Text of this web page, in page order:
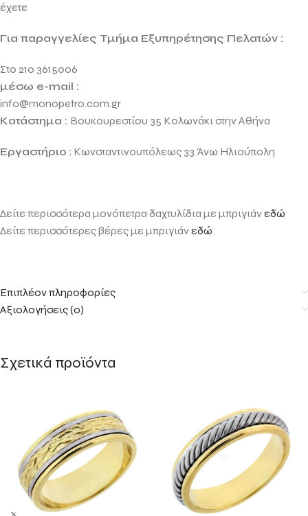
έχετε
Για παραγγελίες Τμήμα Εξυπηρέτησης Πελατών :
Στο 210 3615006
μέσω e-mail :
info@monopetro.com.gr
Κατάστημα : Βουκουρεστίου 35 Κολωνάκι στην Αθήνα
Εργαστήριο : Κωνσταντινουπόλεως 33 Άνω Ηλιούπολη
Δείτε περισσότερα μονόπετρα δαχτυλίδια με μπριγιάνεδώ
Δείτε περισσότερες βέρες με μπριγιάνεδώ
Επιπλέον πληροφορίες
Αξιολογήσεις (0)
Σχετικά προϊόντα